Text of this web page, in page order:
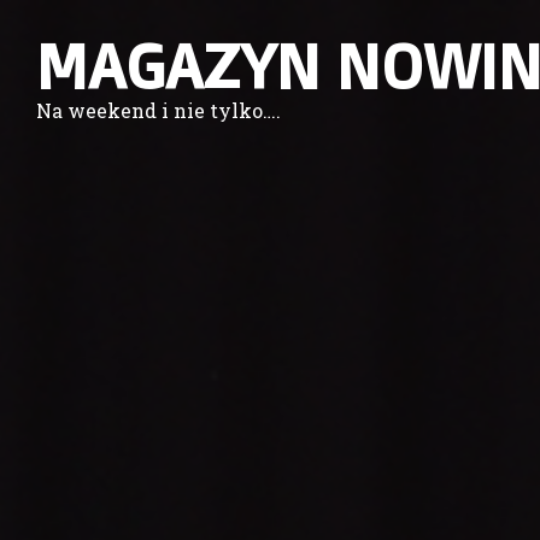
MAGAZYN
Na weekend i nie tylko….